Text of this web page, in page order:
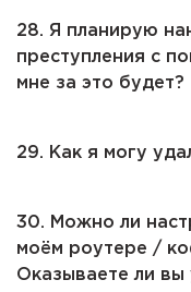
28. Я планирую
преступления с
мне за это будет?
29. Как я могу
30. Можно ли
моём роутере /
Оказываете ли вы